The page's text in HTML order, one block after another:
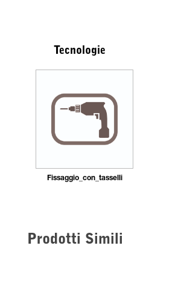
Tecnologie
Fissaggio_con_tasselli
Prodotti Simili